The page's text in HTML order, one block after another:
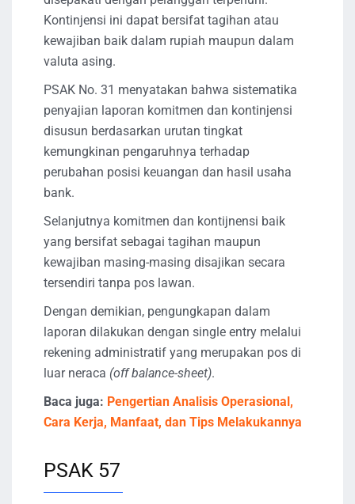
Kontinjensi ini dapat bersifat tagihan atau
kewajiban baik dalam rupiah maupun dalam
valuta asing.
PSAK No. 31 menyatakan bahwa sistematika
penyajian laporan komitmen dan kontinjensi
disusun berdasarkan urutan tingkat
kemungkinan pengaruhnya terhadap
perubahan posisi keuangan dan hasil usaha
bank.
Selanjutnya komitmen dan kontijnensi baik
yang bersifat sebagai tagihan maupun
kewajiban masing-masing disajikan secara
tersendiri tanpa pos lawan.
Dengan demikian, pengungkapan dalam
laporan dilakukan dengan single entry melalui
rekening administratif yang merupakan pos di
luar neraca (off balance-sheet).
Baca juga: Pengertian Analisis Operasional,
Cara Kerja, Manfaat, dan Tips Melakukannya
PSAK 57